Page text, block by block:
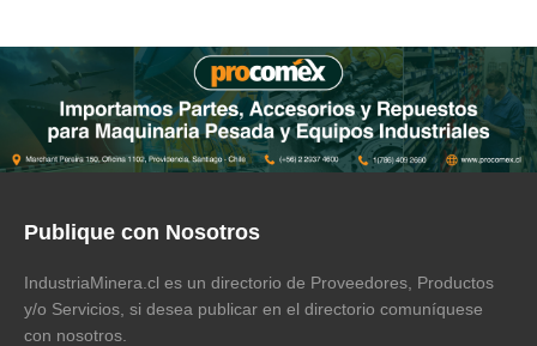
Publique con Nosotros
IndustriaMinera.cl es un directorio de Proveedores, Productos
y/o Servicios, si desea publicar en el directorio comuníquese
con nosotros.